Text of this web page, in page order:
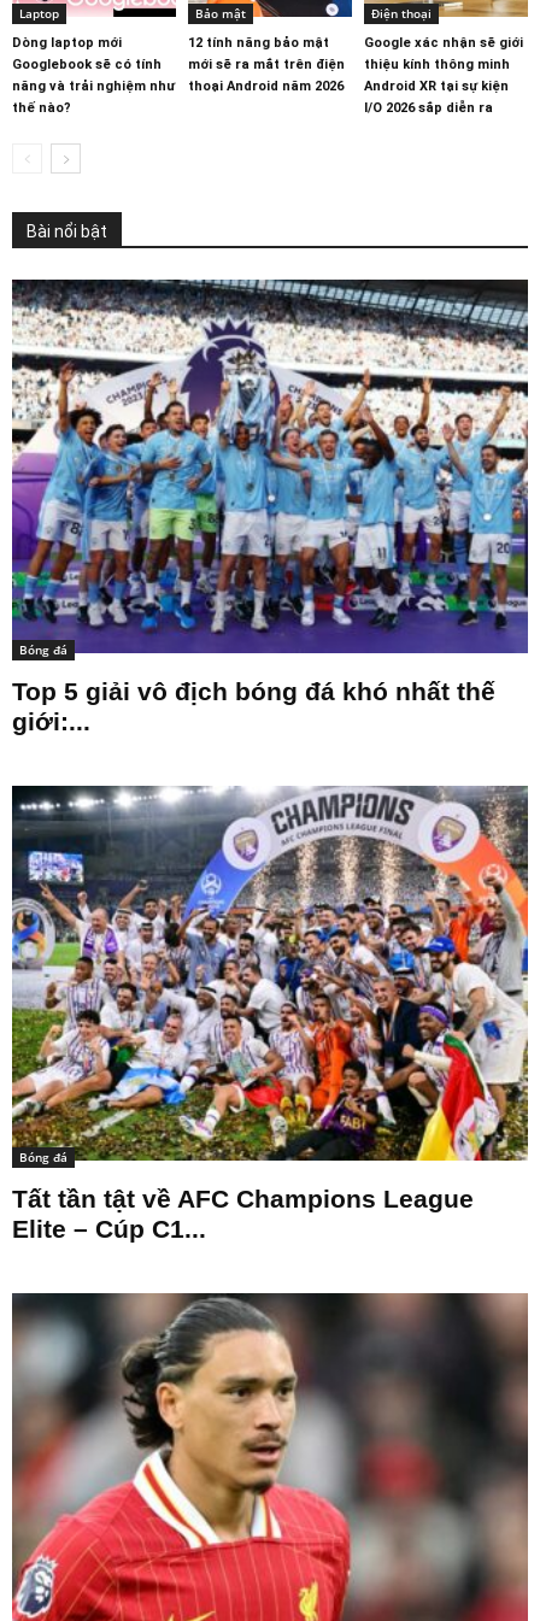
Laptop
Dòng laptop mới
Googlebook sẽ có tính
năng và trải nghiệm như
thế nào?
Bảo mật
12 tính năng bảo mật
mới sẽ ra mắt trên điện
thoại Android năm 2026
Điện thoại
Google xác nhận sẽ giới
thiệu kính thông minh
Android XR tại sự kiện
I/O 2026 sắp diễn ra
Bài nổi bật
Bóng đá
Top 5 giải vô địch bóng đá khó nhất thế
giới:...
Bóng đá
Tất tần tật về AFC Champions League
Elite – Cúp C1...